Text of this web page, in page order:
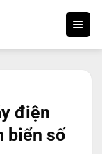
điện
biển số